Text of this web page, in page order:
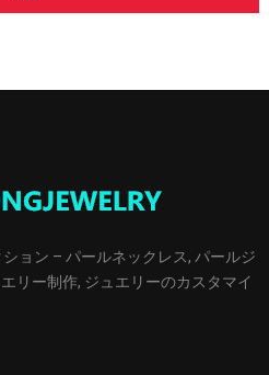
ョン – パールネックレス, パールジ
リー制作, ジュエリーのカスタマイ